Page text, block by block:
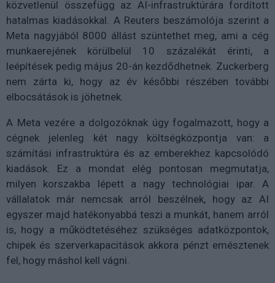
közvetlenül összefügg az AI-infrastruktúrára fordított
hatalmas kiadásokkal. A Reuters beszámolója szerint a
Meta nagyjából 8000 állást szüntethet meg, ami a cég
munkaerejének körülbelül 10 százalékát érinti, a
leépítések pedig május 20-án kezdődhetnek. Zuckerberg
nem zárta ki, hogy az év későbbi részében további
elbocsátások is jöhetnek.
A Meta vezére a dolgozóknak úgy fogalmazott, hogy a
cégnek jelenleg két nagy költségközpontja van: a
számítási infrastruktúra és az emberekhez kapcsolódó
kiadások. Ez a mondat elég pontosan megmutatja,
milyen korszakba lépett a nagy technológiai ipar. A
vállalatok már nemcsak arról beszélnek, hogy az AI
egyszer majd hatékonyabbá teszi a munkát, hanem arról
is, hogy a működtetéséhez szükséges adatközpontok,
chipek és szerverkapacitások akkora pénzt emésztenek
fel, hogy máshol kell vágni.